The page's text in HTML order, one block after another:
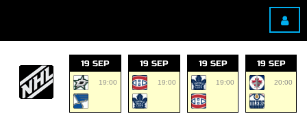
19 SEP
19:00
19 SEP
19:00
19 SEP
19:00
19 SEP
20:00